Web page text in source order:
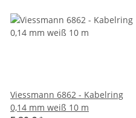
Viessmann 6862 - Kabelring
0,14 mm weiß 10 m